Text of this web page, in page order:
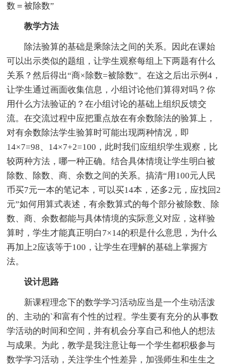
数＝被除数”
教学方法
除法验算的基础是乘除法之间的关系。因此在课始
可以出示类似的题组，让学生观察每组上下两题有什么
关系？然后得出“商×除数=被除数”。在这之后出示例4，
让学生通过画面收集信息，小组讨论他们算得对吗？你
用什么方法验证的？在小组讨论的基础上组织反馈交
流。在交流过程中应把重点放在有余数除法的验算上，
对有余数除法学生验算时可能出现两种情况，即
14×7=98、14×7+2=100，此时我们应组织学生观察，比
较两种方法，哪一种正确。结合具体情境让学生明白被
除数、除数、商、余数之间的关系。搞清“用100元人民
币买7元一本的笔记本，可以买14本，还多2元，应找回2
元”如何用算式表述，有余数算式的每个部分被除数、除
数、商、余数都能与具体情境的实际意义对应，这样验
算时，学生才能真正明白7×14的积是什么意思，为什么
再加上2应该等于100，让学生在理解的基础上掌握方
法。
设计思路
新课程理念下的数学学习活动应当是一个生动活泼
的、主动的`和富有个性的过程。学生要有充分的从事数
学活动的时间和空间，并有机会分享自己和他人的想法
与成果。为此，教学是我注意让每一个学生都积极参与
数学学习活动，关注学生个性差异，加强师生和生生之